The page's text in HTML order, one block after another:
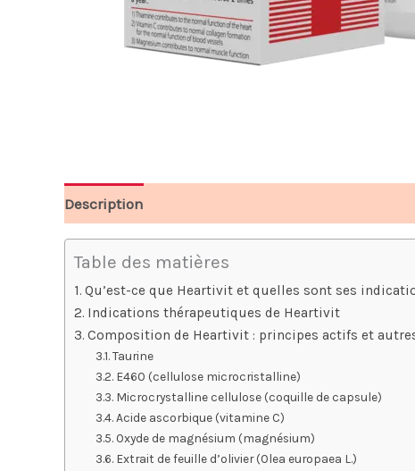
Description
Table des matières
Qu’est-ce que Heartivit et quelles sont ses
Indications thérapeutiques de Heartivit
Composition de Heartivit : principes actifs et
Taurine
E460 (cellulose microcristalline)
Microcrystalline cellulose (coquille de capsule)
Acide ascorbique (vitamine C)
Oxyde de magnésium (magnésium)
Extrait de feuille d’olivier (Olea europaea L.)